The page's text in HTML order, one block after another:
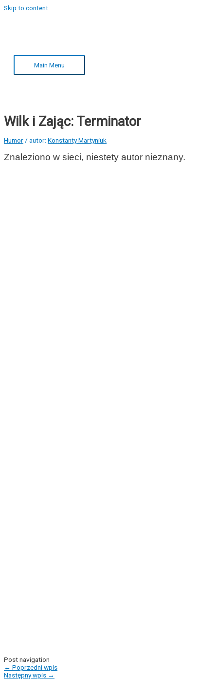
Skip to content
Main Menu
Wilk i Zając: Terminator
Humor / autor: Konstanty Martyniuk
Znaleziono w sieci, niestety autor nieznany.
Post navigation
← Poprzedni wpis
Następny wpis →